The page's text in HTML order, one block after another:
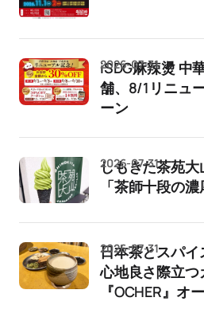
iSDG麻辣燙 中
舗、8/1リニュ
ーン
2026-07-31
しもきた茶苑
「茶師十段の
2026-07-31
日本茶とスパ
心地良さ際立つ
『OCHER』オ
2026-07-31